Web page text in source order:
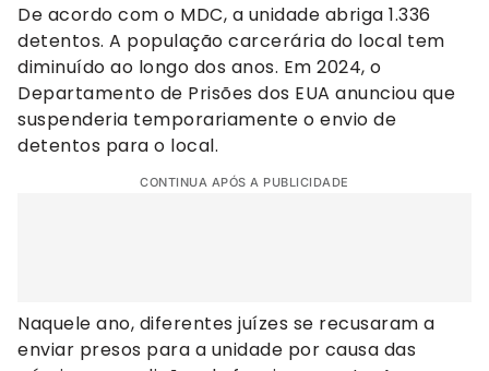
De acordo com o MDC, a unidade abriga 1.336
detentos. A população carcerária do local tem
diminuído ao longo dos anos. Em 2024, o
Departamento de Prisões dos EUA anunciou que
suspenderia temporariamente o envio de
detentos para o local.
CONTINUA APÓS A PUBLICIDADE
Naquele ano, diferentes juízes se recusaram a
enviar presos para a unidade por causa das